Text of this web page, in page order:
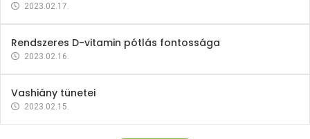
2023.02.17.
Rendszeres D-vitamin pótlás fontossága
2023.02.16.
Vashiány tünetei
2023.02.15.